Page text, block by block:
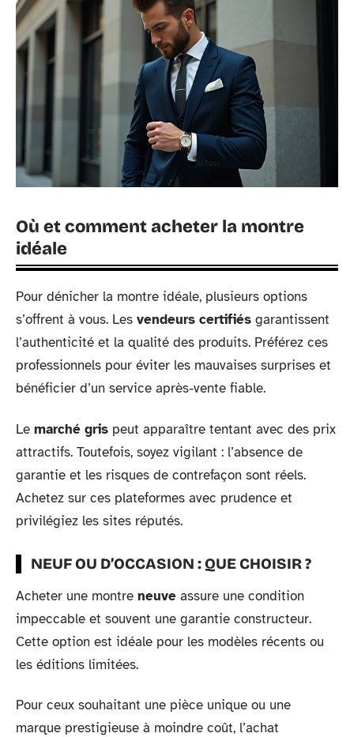
Où et comment acheter la montre
idéale
Pour dénicher la montre idéale, plusieurs options
s’offrent à vous. Les vendeurs certifiés garantissent
l’authenticité et la qualité des produits. Préférez ces
professionnels pour éviter les mauvaises surprises et
bénéficier d’un service après-vente fiable.
Le marché gris peut apparaître tentant avec des prix
attractifs. Toutefois, soyez vigilant : l’absence de
garantie et les risques de contrefaçon sont réels.
Achetez sur ces plateformes avec prudence et
privilégiez les sites réputés.
NEUF OU D’OCCASION : QUE CHOISIR ?
Acheter une montre neuve assure une condition
impeccable et souvent une garantie constructeur.
Cette option est idéale pour les modèles récents ou
les éditions limitées.
Pour ceux souhaitant une pièce unique ou une
marque prestigieuse à moindre coût, l’achat